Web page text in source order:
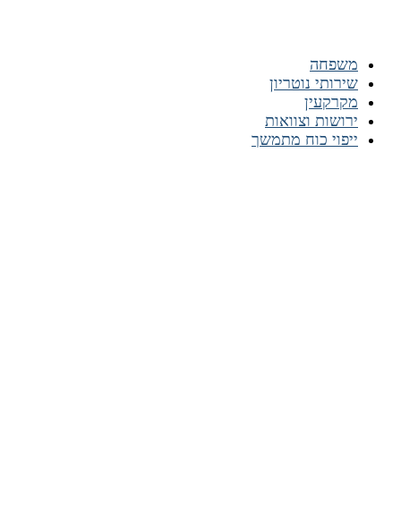
משפחה
שירותי נוטריון
מקרקעין
ירושות וצוואות
ייפוי כוח מתמשך